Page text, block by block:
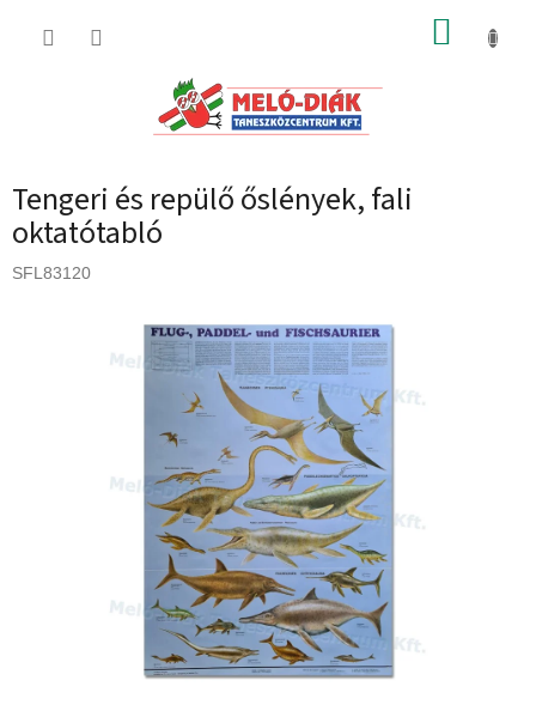
KOSÁR
Tengeri és repülő őslények, fali
oktatótabló
SFL83120